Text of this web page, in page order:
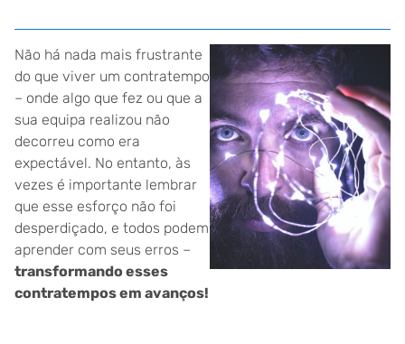
Não há nada mais frustrante
do que viver um contratempo
– onde algo que fez ou que a
sua equipa realizou não
decorreu como era
expectável. No entanto, às
vezes é importante lembrar
que esse esforço não foi
desperdiçado, e todos podem
aprender com seus erros –
transformando esses
contratempos em avanços!